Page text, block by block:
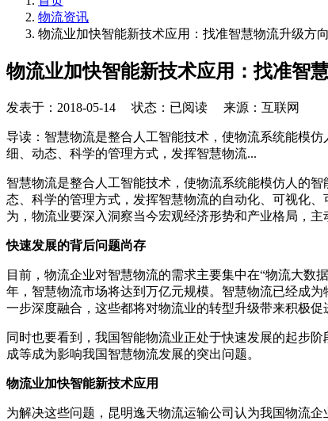
物流资讯
物流业加快智能新技术应用：找准智慧物流升级方向
物流业加快智能新技术应用：找准智
发表于： 2018-05-14 状态：已阅读 来源：互联网
导读：智慧物流是整合人工智能技术，使物流系统能模
细、动态、科学的管理方式，发挥智慧物流...
智慧物流是整合人工智能技术，使物流系统能模仿人的
态、科学的管理方式，发挥智慧物流的自动化、可视化
为，物流业要深入洞察当今宏观经济形势和产业格局，
快速发展的背后问题尚存
目前，物流企业对智慧物流的需求主要集中在“物流大数
年，智慧物流市场将达到万亿元规模。智慧物流已经成
一步深度融合，这些都将对物流业的转型升级带来积极促
同时也要看到，我国智能物流业正处于快速发展的起步
成等成为影响我国智慧物流发展的突出问题。
物流业加快智能新技术应用
为解决这些问题，昆明逸天物流运输公司认为我国物流